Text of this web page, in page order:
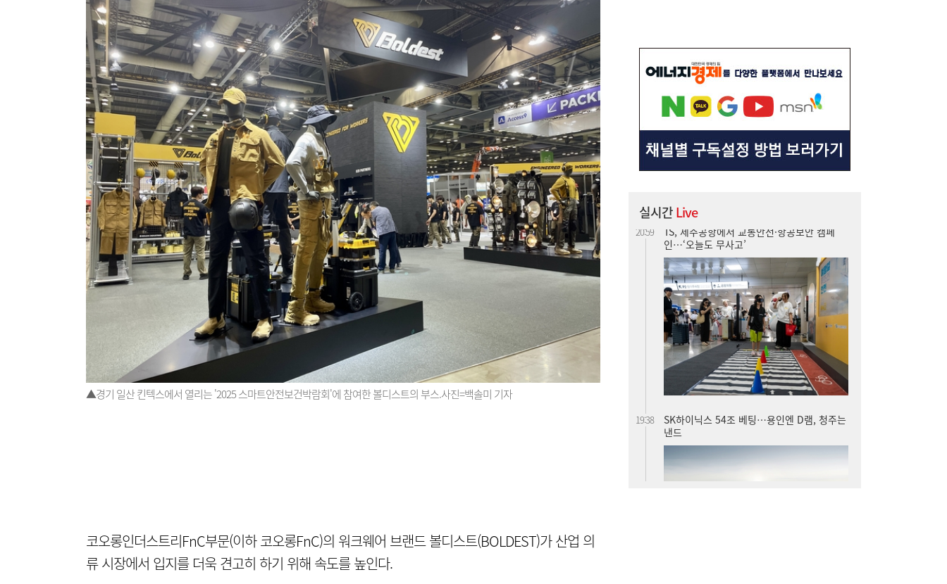
▲경기 일산 킨텍스에서 열리는 '2025 스마트안전보건박람회'에 참여한 볼디스트의 부스.사진=백솔미 기자
코오롱인더스트리FnC부문(이하 코오롱FnC)의 워크웨어 브랜드 볼디스트(BOLDEST)가 산업 의
류 시장에서 입지를 더욱 견고히 하기 위해 속도를 높인다.
실시간Live
20:59
TS, 제주공항에서 교통안전·항공보안 캠페
인…‘오늘도 무사고’
19:38
SK하이닉스 54조 베팅…용인엔 D램, 청주는
낸드
19:35
롯데케미칼, 2분기 흑자 전환…첨단소재·정
밀화학 ‘쌍끌이’